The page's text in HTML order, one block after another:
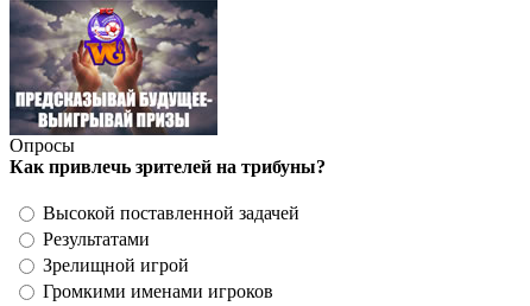
Опросы
Как привлечь зрителей на трибуны?
Высокой поставленной задачей
Результатами
Зрелищной игрой
Громкими именами игроков